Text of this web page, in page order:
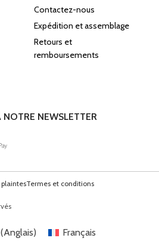
Contactez-nous
Expédition et assemblage
Retours et
remboursements
NEWSLETTER
Termes et conditions
(Anglais) Français